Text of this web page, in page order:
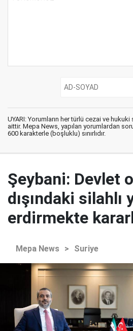
UYARI: Yorumların her türlü cezai ve
aittir. Mepa News, yapılan yorumlardan
600 karakterle (boşluklu) sınırlıdır.
Şeybani: Devlet
dışındaki silahlı
erdirmekte
Mepa News > Suriye